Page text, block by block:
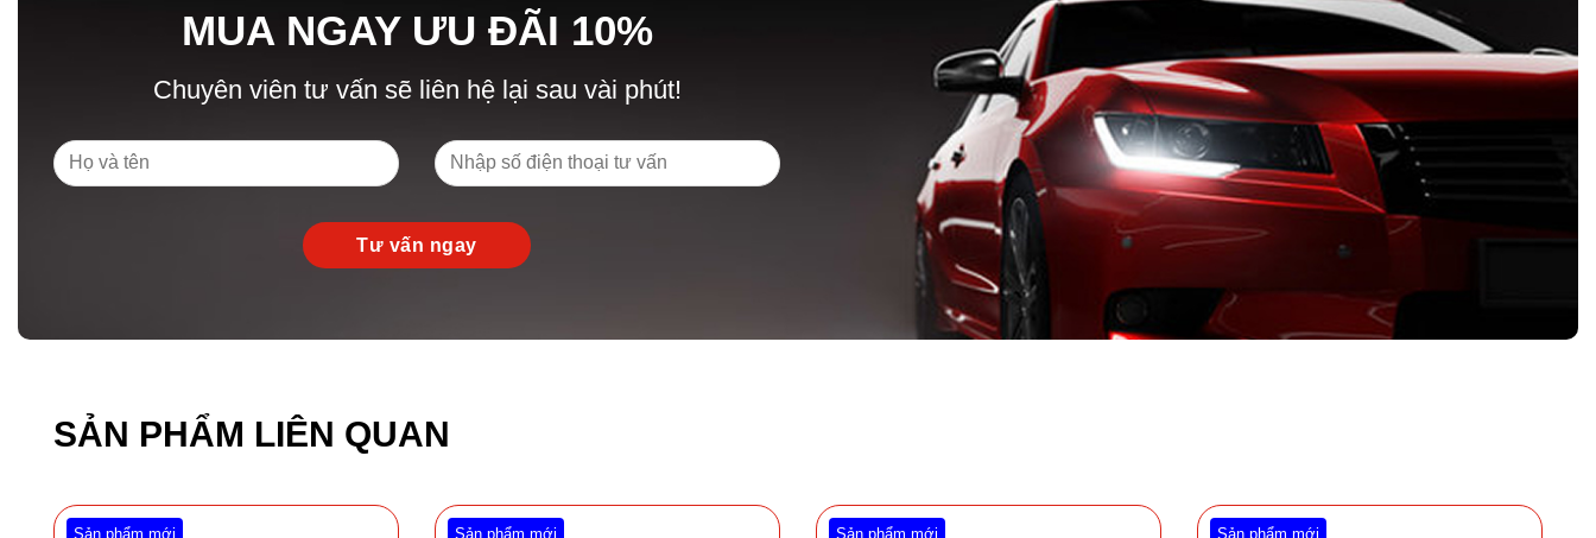
MUA NGAY ƯU ĐÃI 10%
Chuyên viên tư vấn sẽ liên hệ lại sau vài phút!
SẢN PHẨM LIÊN QUAN
Sản phẩm mới Sản phẩm mới Sản phẩm mới Sản phẩm mới